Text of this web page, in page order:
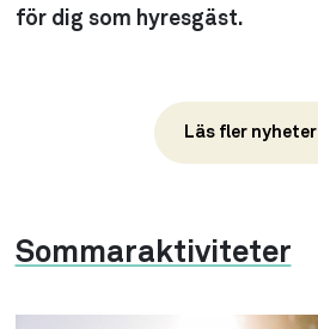
för dig som hyresgäst.
Läs fler nyheter
Sommaraktiviteter